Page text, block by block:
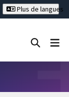
Plus de langues